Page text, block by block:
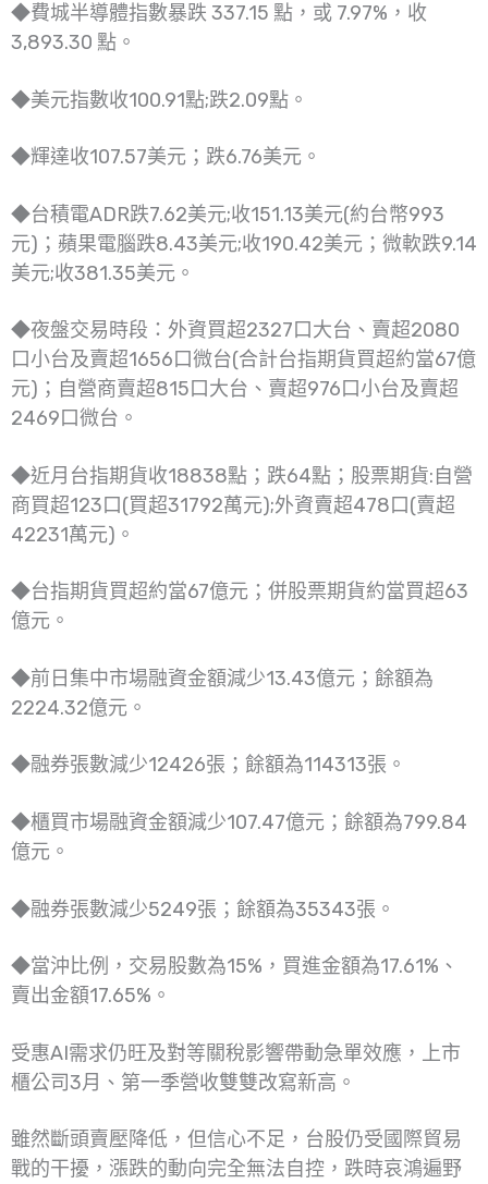
◆費城半導體指數暴跌 337.15 點，或 7.97%，收
3,893.30 點。
◆美元指數收100.91點;跌2.09點。
◆輝達收107.57美元；跌6.76美元。
◆台積電ADR跌7.62美元;收151.13美元(約台幣993
元)；蘋果電腦跌8.43美元;收190.42美元；微軟跌9.14
美元;收381.35美元。
◆夜盤交易時段：外資買超2327口大台、賣超2080
口小台及賣超1656口微台(合計台指期貨買超約當67億
元)；自營商賣超815口大台、賣超976口小台及賣超
2469口微台。
◆近月台指期貨收18838點；跌64點；股票期貨:自營
商買超123口(買超31792萬元);外資賣超478口(賣超
42231萬元)。
◆台指期貨買超約當67億元；併股票期貨約當買超63
億元。
◆前日集中市場融資金額減少13.43億元；餘額為
2224.32億元。
◆融券張數減少12426張；餘額為114313張。
◆櫃買市場融資金額減少107.47億元；餘額為799.84
億元。
◆融券張數減少5249張；餘額為35343張。
◆當沖比例，交易股數為15%，買進金額為17.61%、
賣出金額17.65%。
受惠AI需求仍旺及對等關稅影響帶動急單效應，上市
櫃公司3月、第一季營收雙雙改寫新高。
雖然斷頭賣壓降低，但信心不足，台股仍受國際貿易
戰的干擾，漲跌的動向完全無法自控，跌時哀鴻遍野